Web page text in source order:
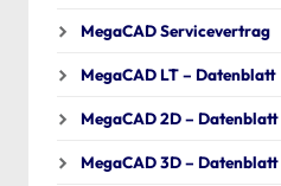
MegaCAD Servicevertrag
MegaCAD LT – Datenblatt
MegaCAD 2D – Datenblatt
MegaCAD 3D – Datenblatt